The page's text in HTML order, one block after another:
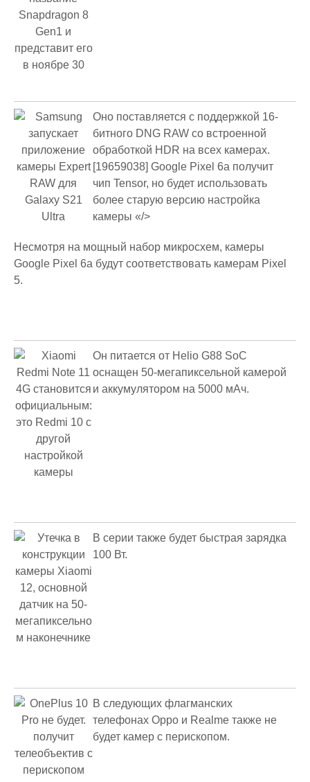
Оно поставляется с поддержкой 16-
битного DNG RAW со встроенной
обработкой HDR на всех камерах.
[19659038] Google Pixel 6a получит
чип Tensor, но будет использовать
более старую версию настройка
камеры «/>
Несмотря на мощный набор микросхем, камеры
Google Pixel 6a будут соответствовать камерам Pixel
5.
Он питается от Helio G88 SoC
оснащен 50-мегапиксельной камерой
и аккумулятором на 5000 мАч.
В серии также будет быстрая зарядка
100 Вт.
В следующих флагманских
телефонах Oppo и Realme также не
будет камер с перископом.